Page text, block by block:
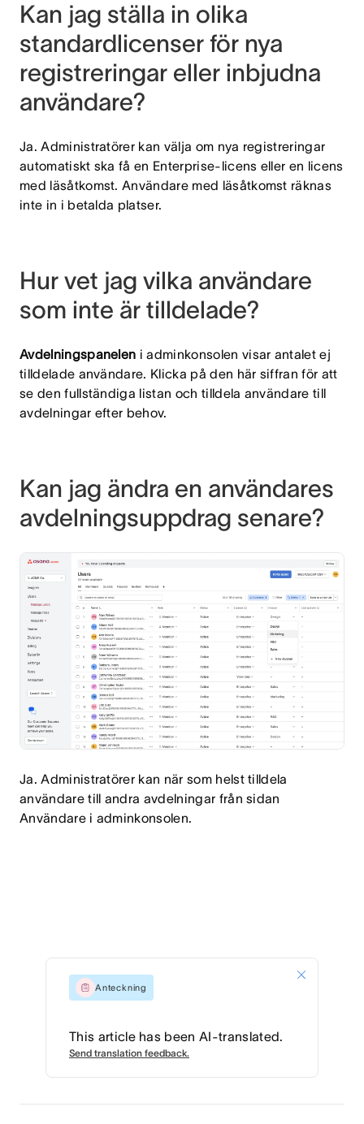
Kan jag ställa in olika
standardlicenser för nya
registreringar eller inbjudna
användare?
Ja. Administratörer kan välja om nya registreringar
automatiskt ska få en Enterprise-licens eller en licens
med läsåtkomst. Användare med läsåtkomst räknas
inte in i betalda platser.
Hur vet jag vilka användare
som inte är tilldelade?
Avdelningspanelen i adminkonsolen visar antalet ej
tilldelade användare. Klicka på den här siffran för att
se den fullständiga listan och tilldela användare till
avdelningar efter behov.
Kan jag ändra en användares
avdelningsuppdrag senare?
Ja. Administratörer kan när som helst tilldela
användare till andra avdelningar från sidan
Användare i adminkonsolen.
Anteckning
This article has been AI-translated.
Send translation feedback.